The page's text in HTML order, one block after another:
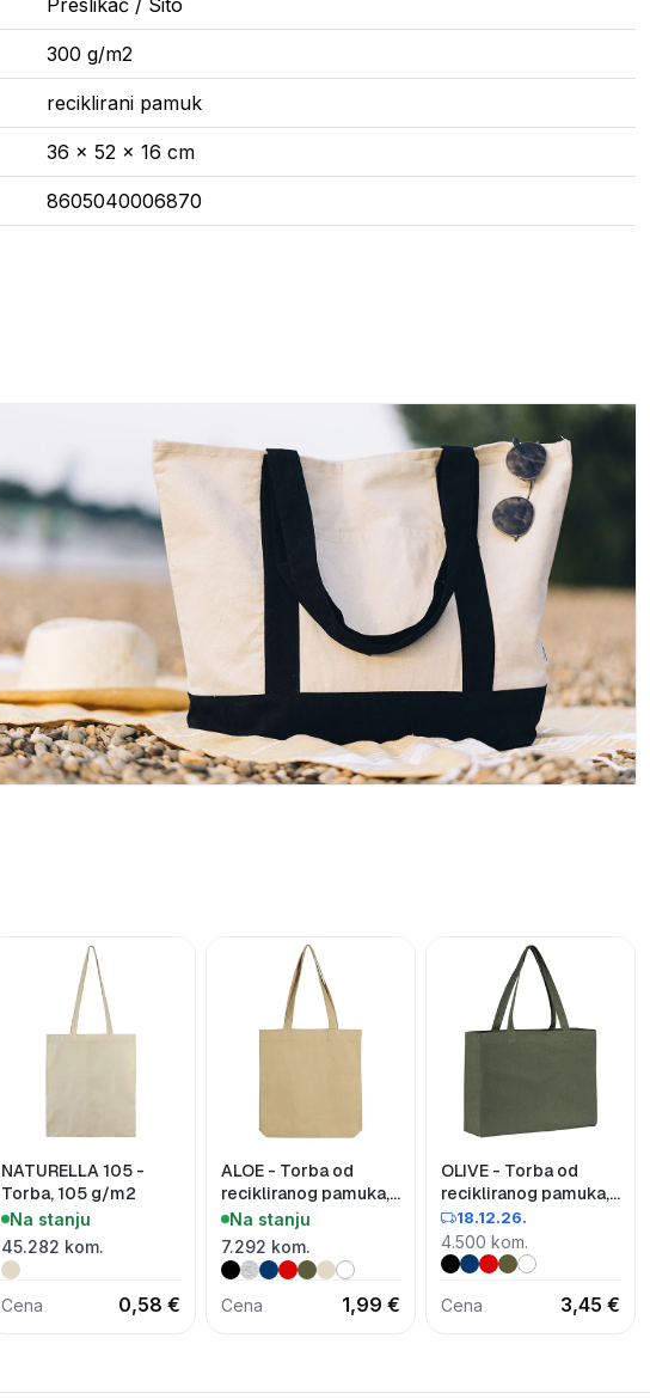
Preslikač / Sito
300 g/m2
reciklirani pamuk
36 x 52 x 16 cm
8605040006870
NATURELLA 105 -
Torba, 105 g/m2
Na stanju
45.282 kom.
Cena 0,58 €
ALOE - Torba od
recikliranog pamuka,
300 g/m2
Na stanju
7.292 kom.
Cena 1,99 €
OLIVE - Torba od
recikliranog pamuka,
300 g/m2
18.12.26.
4.500 kom.
Cena 3,45 €